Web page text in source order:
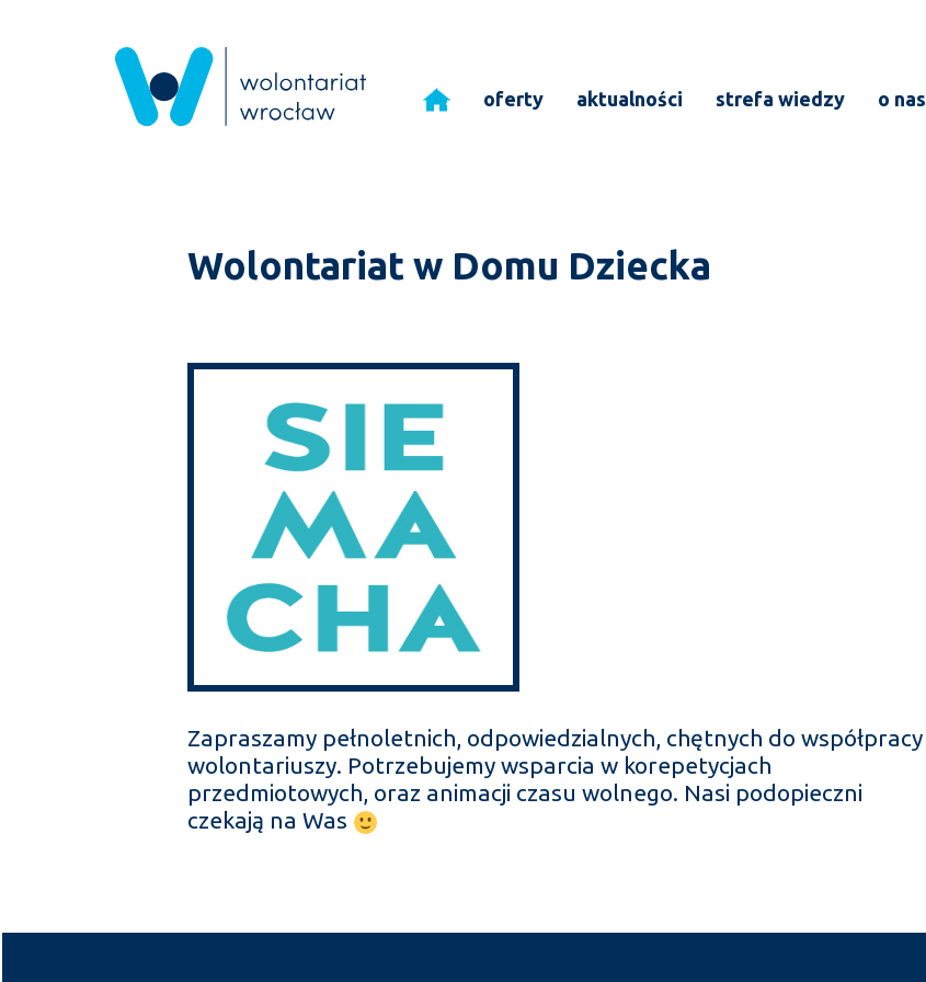
oferty aktualności strefa wiedzy o nas
Wolontariat w Domu Dziecka
Zapraszamy pełnoletnich, odpowiedzialnych, chętnych do współpracy
wolontariuszy. Potrzebujemy wsparcia w korepetycjach
przedmiotowych, oraz animacji czasu wolnego. Nasi podopieczni
czekają na Was